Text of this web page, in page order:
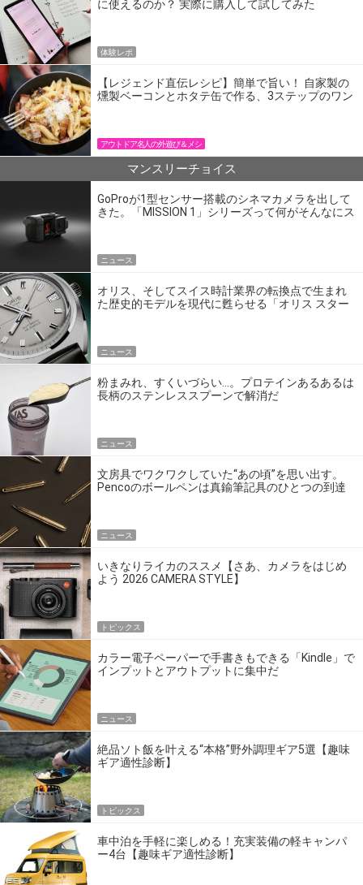
に使えるのか？ 実際に購入して試してみた
体験レポ
【レジェンド直伝レシピ】簡単で旨い！ 自家製の
燻製ベーコンとホタテ缶で作る、3ステップのワン
アウトドア名人の外遊び＆メシ
マンスリーチョイス
GoProが1型センサー搭載のシネマカメラを出して
きた。「MISSION 1」シリーズって何がそんなにス
ニュース
オリス、そしてスイス時計業界の転換点で生まれ
た歴史的モデルを現代に甦らせる「オリス スター
ニュース
粉まみれ、すくいづらい…。プロテインあるあるは
長柄のステンレススプーンで解消だ
ニュース
文房具でワクワクしていた“あの頃”を思い出す。
Pencoのボールペンは真鍮筆記具のひとつの到達
ニュース
いきなりライカのススメ【さあ、カメラをはじめ
よう 2026 CAMERA STYLE】
トピックス
カラー電子ペーパーで手書きもできる「Kindle」で
インプットとアウトプットに集中だ
ニュース
絶品ソト飯を叶える“本格”野外調理ギア5選【趣味
ギア適性診断】
トピックス
車中泊を手軽に楽しめる！充実装備の軽キャンパ
ー4台【趣味ギア適性診断】